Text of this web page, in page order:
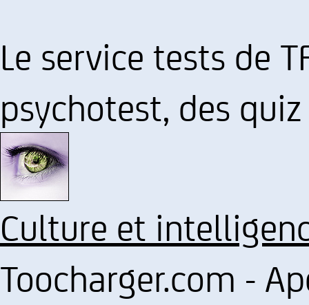
Le service tests de
psychotest, des
Culture et
Toocharger.com -